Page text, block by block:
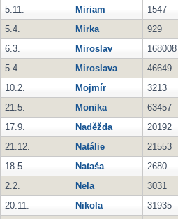
5.11.
Miriam 1547
5.4.
Mirka 929
6.3.
Miroslav 168008
5.4.
Miroslava 46649
10.2.
Mojmír 3213
21.5.
Monika 63457
17.9.
Naděžda 20192
21.12.
Natálie 21553
18.5.
Nataša 2680
2.2.
Nela 3031
20.11.
Nikola 31935